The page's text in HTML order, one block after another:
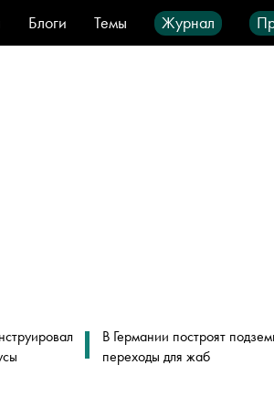
Блоги Темы Журнал
Стиль
Видео Город IT-
В Германии построят
переходы для жаб